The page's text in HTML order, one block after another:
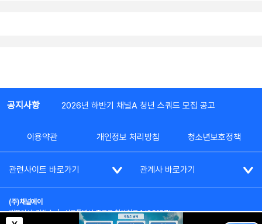
공지사항 2026년 하반기 채널A 청년 스쿼드 모집 공고
이용약관 개인정보 처리방침 청소년보호정책
관련사이트 바로가기 관계사 바로가기
(주)채널에이
대표이사: 김차수 | 서울특별시 종로구 청계천로 1 (03187)